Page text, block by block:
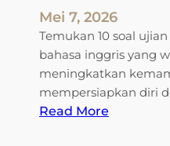
Mei 7, 2026
Temukan 10 soal
bahasa inggris yang
meningkatkan
mempersiapkan diri
Read More